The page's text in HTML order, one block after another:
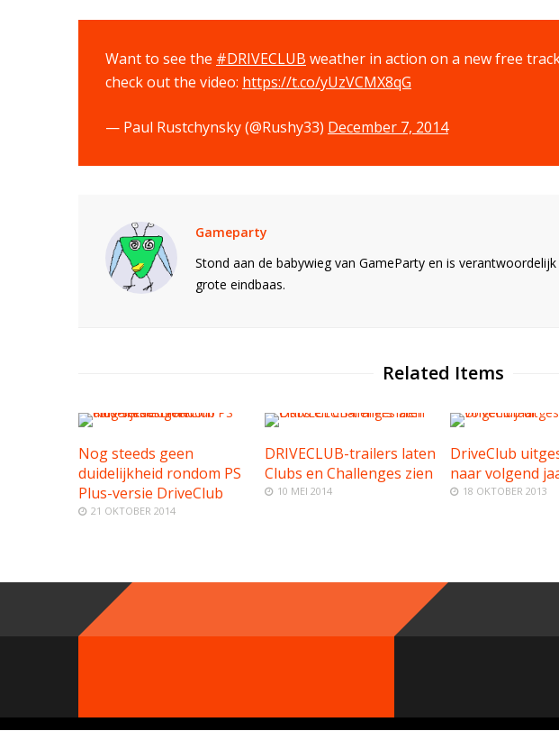
Want to see the #DRIVECLUB weather in action on a new free
check out the video: https://t.co/yUzVCMX8qG
— Paul Rustchynsky (@Rushy33) December 7, 2014
Gameparty
Stond aan de babywieg van GameParty en is
grote eindbaas.
Related Items
Nog steeds geen
duidelijkheid rondom PS
Plus-versie DriveClub
21 OKTOBER 2014
DRIVECLUB-trailers laten
Clubs en Challenges zien
10 MEI 2014
DriveClub
naar volgend
18 OKTOBER 2013